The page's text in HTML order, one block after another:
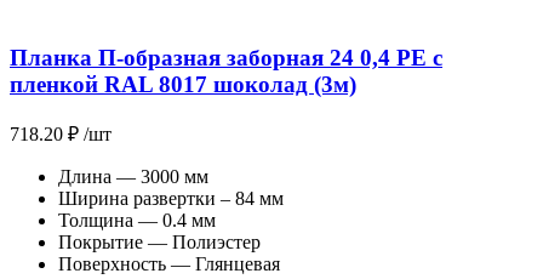
Планка П-образная заборная 24 0,4 PE с
пленкой RAL 8017 шоколад (3м)
718.20 ₽ /шт
Длина — 3000 мм
Ширина развертки – 84 мм
Толщина — 0.4 мм
Покрытие — Полиэстер
Поверхность — Глянцевая